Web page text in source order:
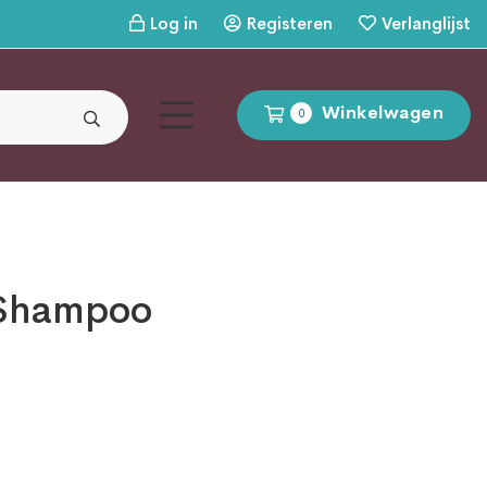
Log in Registeren Verlanglijst
0 Winkelwagen